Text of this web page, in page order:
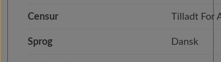
Censur Tilladt For
Sprog Dansk